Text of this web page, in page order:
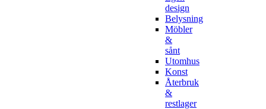
design
Belysning
Möbler
&
sånt
Utomhus
Konst
Återbruk
&
restlager